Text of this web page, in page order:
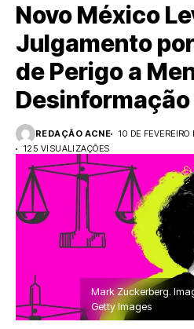
Novo México
Julgamento
de Perigo a
Desinformação
REDAÇÃO ACNE 10 DE
125 VISUALIZAÇÕES
Mark Zuckerberg.
Getty Images